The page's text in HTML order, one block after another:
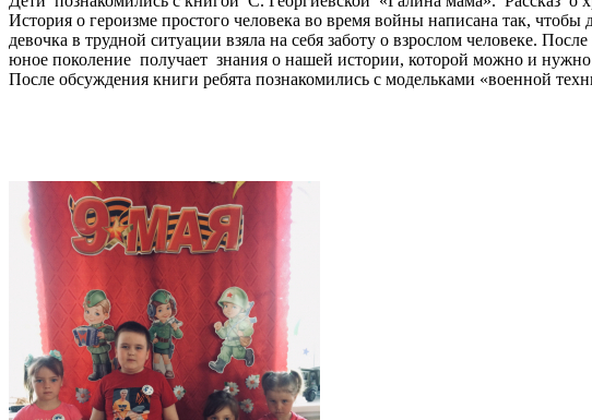
История о героизме простого человека во время войны написана так,
девочка в трудной ситуации взяла на себя заботу о взрослом человеке.
юное поколение получает знания о нашей истории, которой можно и
После обсуждения книги ребята познакомились с модельками «военной